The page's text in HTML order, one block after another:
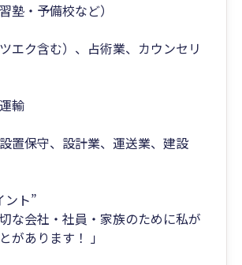
塾・予備校など）
エク含む）、占術業、カウンセリ
輸
置保守、設計業、運送業、建設
ント”
な会社・社員・家族のために私が
があります！ 」